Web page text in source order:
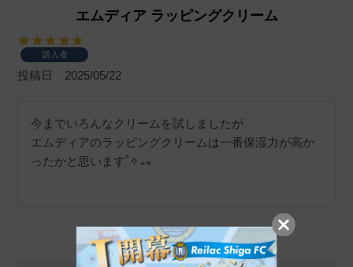
エムディア ラッピングクリーム
購入者
投稿日 2025/05/22
今までいろんなクリームを試しましたが
エムディアのラッピングクリームは一番保湿力が高か
ったかと思います˚✧₊⁎